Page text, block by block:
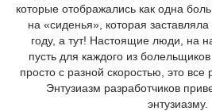
которые отображались как одна
на «сиденья», которая
году, а тут! Настоящие люди, на
пусть для каждого из
просто с разной скоростью, это все
Энтузиазм разработчиков
энтузиазму.